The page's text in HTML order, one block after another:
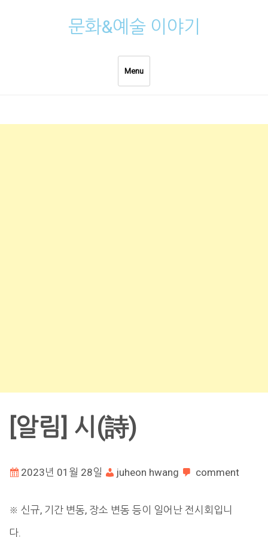
문화&예술 이야기
Menu
[알림] 시(詩)
2023년 01월 28일 juheon hwang comment
※ 신규, 기간 변동, 장소 변동 등이 일어난 전시회입니
다.